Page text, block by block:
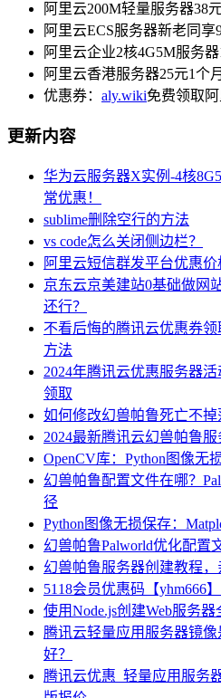
阿里云200M轻量服务器38
阿里云ECS服务器新老同享
阿里云企业2核4G5M服务
阿里云香港服务器25元1个
优惠券： aly.wiki免费领取
更新内容
华为云服务器X实例-4核
常优惠！
sublime删除空行的方法
vs code怎么关闭侧边栏？
阿里云短信群发平台优惠
京东云京美建站0基础做网
还行？
不看后悔的腾讯云优惠券
方法
2024年腾讯云优惠服务器
领取
如何修改幻兽帕鲁死亡不
2024最新腾讯云幻兽帕鲁
OpenCV库：Python图像无
幻兽帕鲁配置文件在哪？
径
Python图像无损保存：
幻兽帕鲁Palworld优化配置
幻兽帕鲁服务器创建教程，
5118会员优惠码【yhm666
使用Node.js创建Web服务器
腾讯云轻量应用服务器镜
好？
腾讯云优惠_轻量应用服务